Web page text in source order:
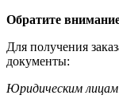
Обратите
Для получения
документы:
Юридическим